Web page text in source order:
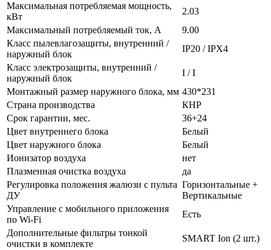
Максимальная потребляемая мощность,
кВт
2.03
Максимальный потребляемый ток, А
9.00
Класс пылевлагозащиты, внутренний /
наружный блок
IP20 / IPX4
Класс электрозащиты, внутренний /
наружный блок
I / I
Монтажный размер наружного блока, мм 430*231
Страна производства
КНР
Срок гарантии, мес.
36+24
Цвет внутреннего блока
Белый
Цвет наружного блока
Белый
Ионизатор воздуха
нет
Плазменная очистка воздуха
да
Регулировка положения жалюзи с пульта
ДУ
Горизонтальные +
Вертикальные
Управление c мобильного приложения
по Wi-Fi
Есть
Дополнительные фильтры тонкой
очистки в комплекте
SMART Ion (2 шт.)